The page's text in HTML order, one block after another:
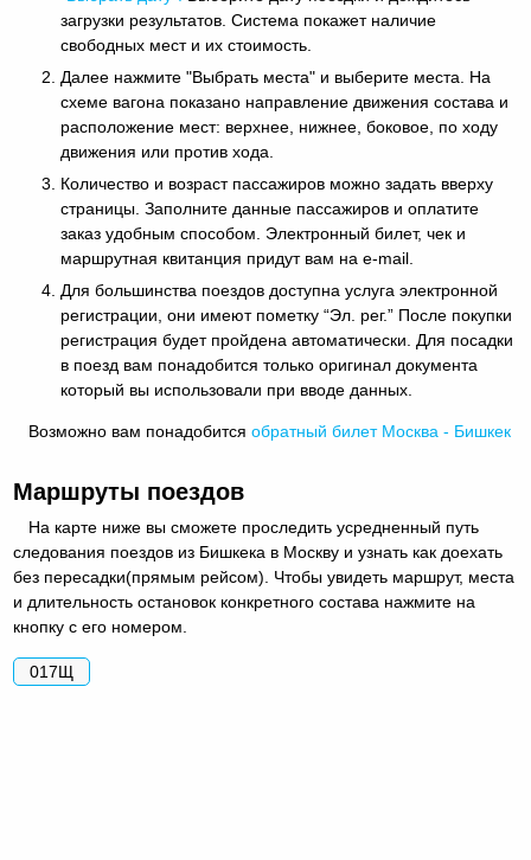
загрузки результатов. Система покажет наличие
свободных мест и их стоимость.
Далее нажмите "Выбрать места" и выберите места. На
схеме вагона показано направление движения состава и
расположение мест: верхнее, нижнее, боковое, по ходу
движения или против хода.
Количество и возраст пассажиров можно задать вверху
страницы. Заполните данные пассажиров и оплатите
заказ удобным способом. Электронный билет, чек и
маршрутная квитанция придут вам на e-mail.
Для большинства поездов доступна услуга электронной
регистрации, они имеют пометку “Эл. рег.” После покупки
регистрация будет пройдена автоматически. Для посадки
в поезд вам понадобится только оригинал документа
который вы использовали при вводе данных.
Возможно вам понадобитсяобратный билет Москва - Бишкек
Маршруты поездов
На карте ниже вы сможете проследить усредненный путь
следования поездов из Бишкека в Москву и узнать как доехать
без пересадки(прямым рейсом). Чтобы увидеть маршрут, места
и длительность остановок конкретного состава нажмите на
кнопку с его номером.
017Щ